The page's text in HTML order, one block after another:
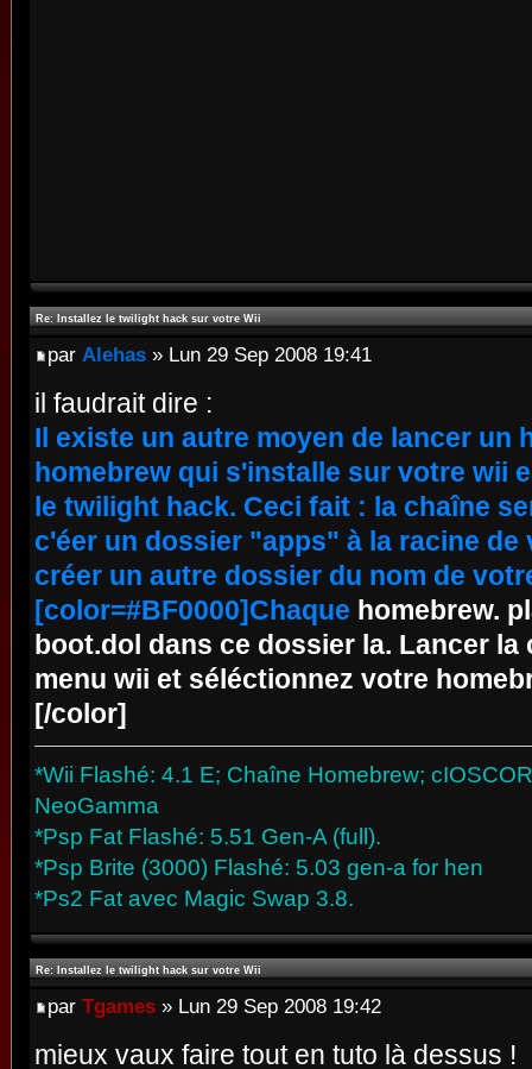
Re: Installez le twilight hack sur votre Wii
par Alehas » Lun 29 Sep 2008 19:41
il faudrait dire :
Il existe un autre moyen de lancer un
homebrew qui s'installe sur votre wii
le twilight hack. Ceci fait : la chaîne
c'éer un dossier "apps" à la racine de
créer un autre dossier du nom de
[color=#BF0000]Chaque homebrew.
boot.dol dans ce dossier la. Lancer la
menu wii et séléctionnez votre
[/color]
*Wii Flashé: 4.1 E; Chaîne Homebrew;
NeoGamma
*Psp Fat Flashé: 5.51 Gen-A (full).
*Psp Brite (3000) Flashé: 5.03 gen-a for hen
*Ps2 Fat avec Magic Swap 3.8.
Re: Installez le twilight hack sur votre Wii
par Tgames » Lun 29 Sep 2008 19:42
mieux vaux faire tout en tuto là dessus !